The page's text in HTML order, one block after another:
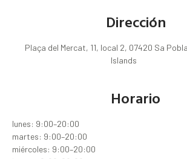
Dirección
Plaça del Mercat, 11, local 2, 07420 Sa
Islands
Horario
lunes: 9:00–20:00
martes: 9:00–20:00
miércoles: 9:00–20:00